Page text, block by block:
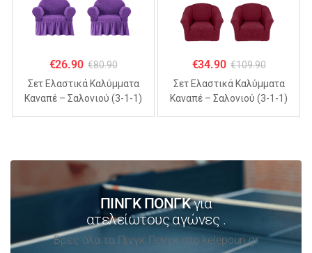
€26.90 €80.90
Σετ Ελαστικά Καλύμματα
Καναπέ – Σαλονιού (3-1-1)
€34.90 €109.90
Σετ Ελαστικά Καλύμματα
Καναπέ – Σαλονιού (3-1-1)
ΠΙΝΓΚ ΠΟΝΓΚγια
ατελείωτους αγώνες .
Βρες όλα τα Πινγκ Πονγκ στο kelepouri.gr